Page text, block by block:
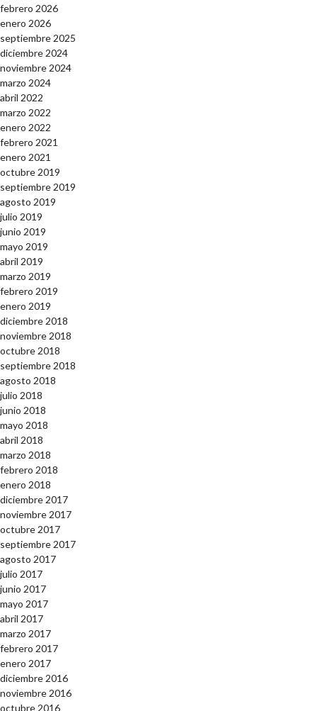
febrero 2026
enero 2026
septiembre 2025
diciembre 2024
noviembre 2024
marzo 2024
abril 2022
marzo 2022
enero 2022
febrero 2021
enero 2021
octubre 2019
septiembre 2019
agosto 2019
julio 2019
junio 2019
mayo 2019
abril 2019
marzo 2019
febrero 2019
enero 2019
diciembre 2018
noviembre 2018
octubre 2018
septiembre 2018
agosto 2018
julio 2018
junio 2018
mayo 2018
abril 2018
marzo 2018
febrero 2018
enero 2018
diciembre 2017
noviembre 2017
octubre 2017
septiembre 2017
agosto 2017
julio 2017
junio 2017
mayo 2017
abril 2017
marzo 2017
febrero 2017
enero 2017
diciembre 2016
noviembre 2016
octubre 2016